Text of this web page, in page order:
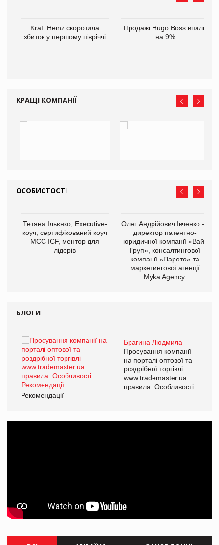
Kraft Heinz скоротила
збиток у першому півріччі
Продажі Hugo Boss впали
на 9%
КРАЩІ КОМПАНІЇ
ОСОБИСТОСТІ
Тетяна Ільєнко, Executive-
коуч, сертифікований коуч
МСС ICF, ментор для
лідерів
Олег Андрійович Івченко —
директор патентно-
юридичної компанії «Вайз
Груп», консалтингової
компанії «Парето» та
маркетингової агенції
Myka Agency.
БЛОГИ
Брагина Людмила
Просування компанії
на порталі оптової та
роздрібної торгівлі
www.trademaster.ua.
правила. Особливості.
Рекомендації